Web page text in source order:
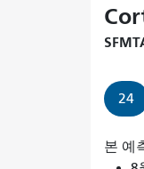
24
24
본 예